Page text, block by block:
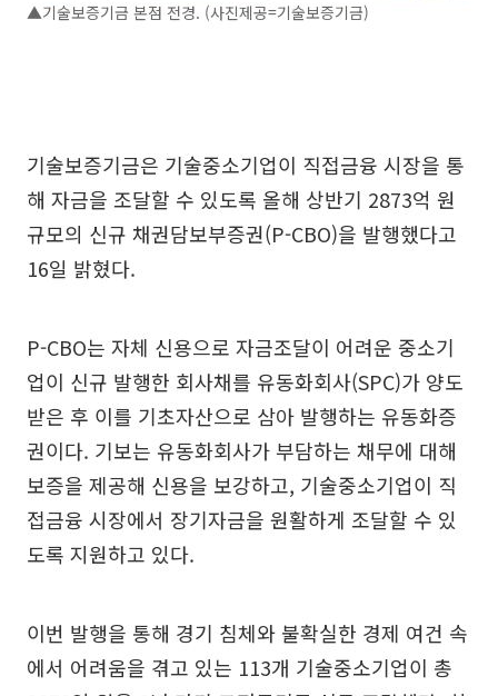
▲기술보증기금 본점 전경. (사진제공=기술보증기금)
기술보증기금은 기술중소기업이 직접금융 시장을 통
해 자금을 조달할 수 있도록 올해 상반기 2873억 원
규모의 신규 채권담보부증권(P-CBO)을 발행했다고
16일 밝혔다.
P-CBO는 자체 신용으로 자금조달이 어려운 중소기
업이 신규 발행한 회사채를 유동화회사(SPC)가 양도
받은 후 이를 기초자산으로 삼아 발행하는 유동화증
권이다. 기보는 유동화회사가 부담하는 채무에 대해
보증을 제공해 신용을 보강하고, 기술중소기업이 직
접금융 시장에서 장기자금을 원활하게 조달할 수 있
도록 지원하고 있다.
이번 발행을 통해 경기 침체와 불확실한 경제 여건 속
에서 어려움을 겪고 있는 113개 기술중소기업이 총